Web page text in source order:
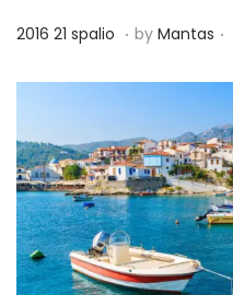
P
e
d
o
n
2016 21 spalio 2
6
l
a
p
k
. by Mantas .